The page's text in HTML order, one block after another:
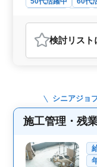
おすすめポイン
＜無理なく働け
で年間休日125日
す。夏季休暇・年
働けます。基本的
能です。 ＜経験
築施工管理として
打ち合わせ、現場
での建築施工管
安心して働ける待
し）しており、通
検討リスト
シニアジョ
施工管理・残